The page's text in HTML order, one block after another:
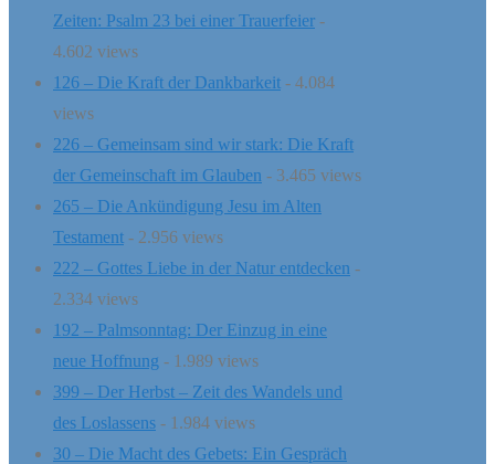
Zeiten: Psalm 23 bei einer Trauerfeier -
4.602 views
126 – Die Kraft der Dankbarkeit - 4.084
views
226 – Gemeinsam sind wir stark: Die Kraft
der Gemeinschaft im Glauben - 3.465 views
265 – Die Ankündigung Jesu im Alten
Testament - 2.956 views
222 – Gottes Liebe in der Natur entdecken -
2.334 views
192 – Palmsonntag: Der Einzug in eine
neue Hoffnung - 1.989 views
399 – Der Herbst – Zeit des Wandels und
des Loslassens - 1.984 views
30 – Die Macht des Gebets: Ein Gespräch